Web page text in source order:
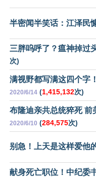
半密闻半笑话：江泽民
三胖呜呼了？瘟神掉过
次)
满视野都写满这四个字
2020/6/14 (1,415,132次)
布隆迪亲共总统猝死 前
2020/6/10 (284,575次)
别急！上天是这样爱他
献身死亡职位！中纪委